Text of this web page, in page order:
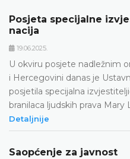
Posjeta specijalne
nacija
19.06.2025.
U okviru posjete nadležnim
i Hercegovini danas je
posjetila specijalna
branilaca ljudskih prava Mary
Detaljnije
Saopćenje za javnost